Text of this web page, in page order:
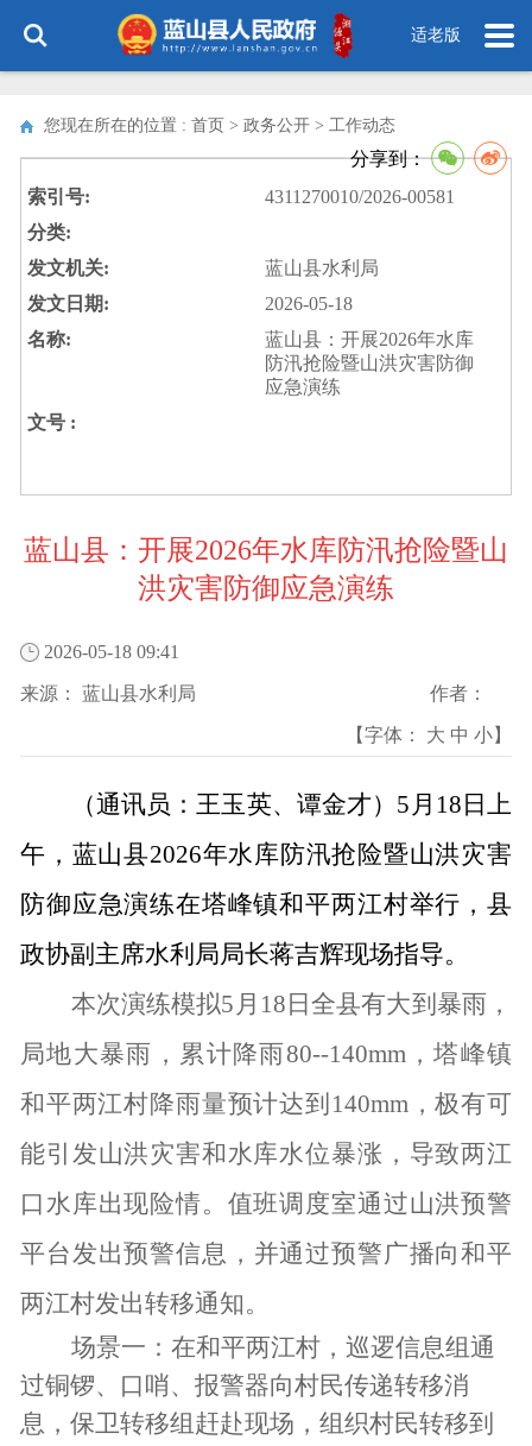
适老版
您现在所在的位置 : 首页 > 政务公开 > 工作动态
分享到：
索引号:
4311270010/2026-00581
分类:
发文机关:
蓝山县水利局
发文日期:
2026-05-18
名称:
蓝山县：开展2026年水库
防汛抢险暨山洪灾害防御
应急演练
文号 :
蓝山县：开展2026年水库防汛抢险暨山
洪灾害防御应急演练
2026-05-18 09:41
来源： 蓝山县水利局 作者：
【字体： 大 中 小】
（通讯员：王玉英、谭金才） 5月18日上
午，蓝山县2026年水库防汛抢险暨山洪灾害
防御应急演练在塔峰镇和平两江村举行，县
政协副主席水利局局长蒋吉辉现场指导。
本次演练模拟5月18日全县有大到暴雨，
局地大暴雨，累计降雨80--140mm，塔峰镇
和平两江村降雨量预计达到140mm，极有可
能引发山洪灾害和水库水位暴涨，导致两江
口水库出现险情。值班调度室通过山洪预警
平台发出预警信息 ， 并通过预警广播向和平
两江村发出转移通知。
场景一：在和平两江村， 巡逻信息组通
过铜锣、口哨、报警器向村民传递转移消
息 ， 保卫转移组赶赴现场 ， 组织村民转移到